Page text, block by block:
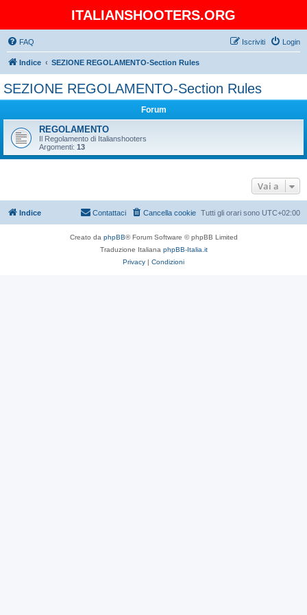
ITALIANSHOOTERS.ORG
FAQ Login
Iscriviti
Indice SEZIONE REGOLAMENTO-Section Rules
SEZIONE REGOLAMENTO-Section Rules
Forum
REGOLAMENTO
Il Regolamento di Italianshooters
Argomenti: 13
Vai a
Indice Tutti gli orari sono UTC+02:00
Cancella cookie
Contattaci
Creato da phpBB® Forum Software © phpBB Limited
Traduzione Italiana phpBB-Italia.it
Privacy | Condizioni